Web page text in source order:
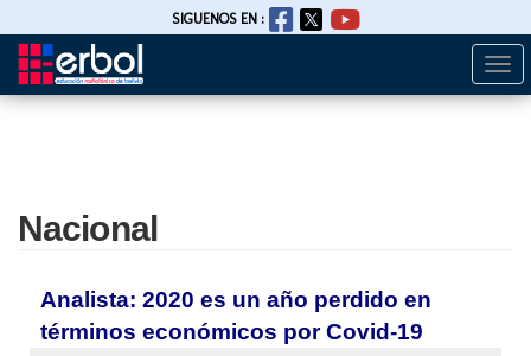
Pasar
SIGUENOS EN :
Nacional
Analista: 2020 es un año perdido en
términos económicos por Covid-19